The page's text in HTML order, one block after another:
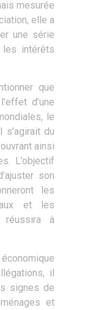
mesurée
elle a
une série
les intérêts
que
d’une
le
s’agirait du
ainsi
L’objectif
son
les
et les
réussira à
il
signes de
et